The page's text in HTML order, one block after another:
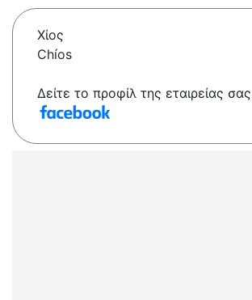
Χίος
Chíos
Δείτε το προφίλ της εταιρείας σας